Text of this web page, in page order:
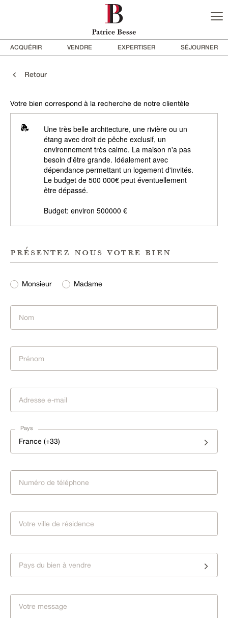
ACQUÉRIR VENDRE EXPERTISER SÉJOURNER
Retour
Votre bien correspond à la recherche de notre clientèle
Une très belle architecture, une rivière ou un
étang avec droit de pêche exclusif, un
environnement très calme. La maison n'a pas
besoin d'être grande. Idéalement avec
dépendance permettant un logement d'invités.
Le budget de 500 000€ peut éventuellement
être dépassé.
Budget: environ 500000 €
présentez nous votre bien
Monsieur Madame
Pays
France (+33)
Pays du bien à vendre